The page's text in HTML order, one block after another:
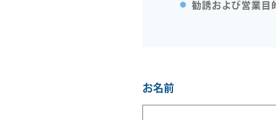
勧誘および営業目
お名前